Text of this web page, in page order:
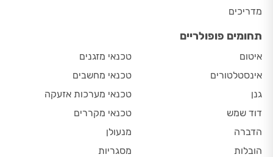
מדריכים
תחומים פופולריים
איטום
אינסטלטורים
גנן
דוד שמש
הדברה
הובלות
טכנאי מזגנים
טכנאי מחשבים
טכנאי מערכות אזעקה
טכנאי מקררים
מנעולן
מסגריות